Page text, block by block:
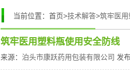
当前位置： 首页>技术解答>筑牢医
筑牢医用塑料瓶使用安全防线
来源： 泊头市康跃药用包装有限公司 发